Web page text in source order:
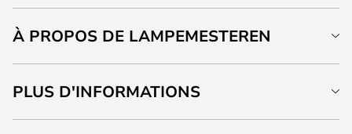
À PROPOS DE LAMPEMESTEREN
PLUS D'INFORMATIONS